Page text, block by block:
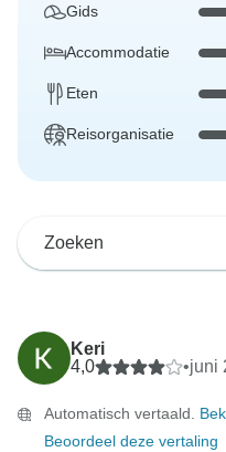
Gids
Accommodatie
Eten
Reisorganisatie
Keri
4,0
•juni
Automatisch vertaald.
Beoordeel deze vertaling